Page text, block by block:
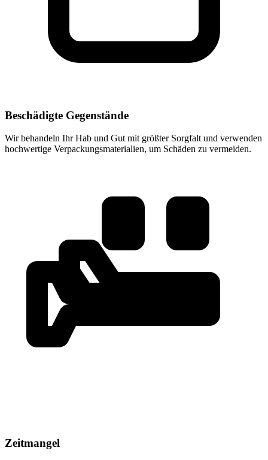
Beschädigte Gegenstände
Wir behandeln Ihr Hab und Gut mit größter Sorgfalt und verwenden
hochwertige Verpackungsmaterialien, um Schäden zu vermeiden.
Zeitmangel